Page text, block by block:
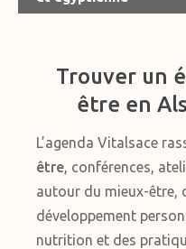
Trouver un
être en
L’agenda Vitalsace
être, conférences,
autour du mieux-être,
développement
nutrition et des